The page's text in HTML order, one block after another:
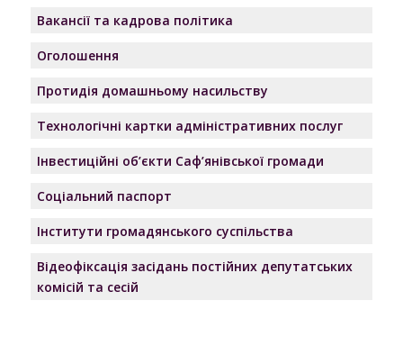
Вакансії та кадрова політика
Оголошення
Протидія домашньому насильству
Технологічні картки адміністративних послуг
Інвестиційні об’єкти Саф’янівської громади
Соціальний паспорт
Інститути громадянського суспільства
Відеофіксація засідань постійних депутатських
комісій та сесій